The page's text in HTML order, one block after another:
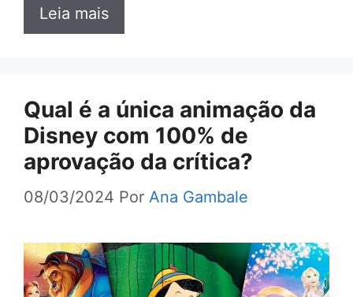
Leia mais
Qual é a única animação da
Disney com 100% de
aprovação da crítica?
08/03/2024 Por Ana Gambale